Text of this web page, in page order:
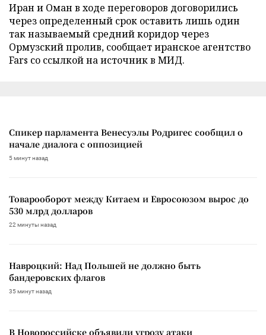
Иран и Оман в ходе переговоров договорились
через определенный срок оставить лишь один
так называемый средний коридор через
Ормузский пролив, сообщает иранское агентство
Fars со ссылкой на источник в МИД.
Спикер парламента Венесуэлы Родригес сообщил о
начале диалога с оппозицией
5 минут назад
Товарооборот между Китаем и Евросоюзом вырос до
530 млрд долларов
22 минуты назад
Навроцкий: Над Польшей не должно быть
бандеровских флагов
35 минут назад
В Новороссийске объявили угрозу атаки